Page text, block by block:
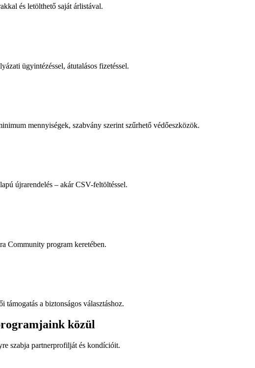
és letölthető saját árlistával.
ügyintézéssel, átutalásos fizetéssel.
mennyiségek, szabvány szerint szűrhető védőeszközök.
újrarendelés – akár CSV-feltöltéssel.
Community program keretében.
támogatás a biztonságos választáshoz.
közül
szabja partnerprofilját és kondícióit.